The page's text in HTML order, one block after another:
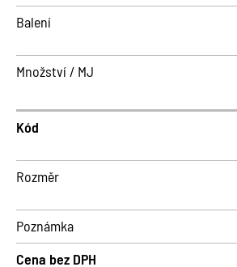
Balení
Množství / MJ
Kód
Rozměr
Poznámka
Cena bez DPH